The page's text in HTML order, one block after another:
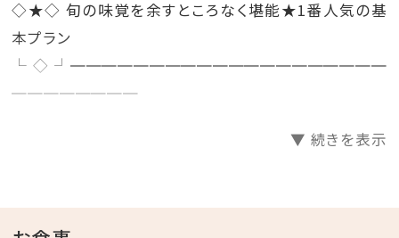
◇★◇ 旬の味覚を余すところなく堪能★1番人気の基
本プラン
└◇┘━━━━━━━━━━━━━━━━━━━━
━━━━━━━━
■女将がつくる野菜と魚介のお料理☆
■若旦那厳選の日本酒飲み比べ3～10種！
▼ 続きを表示